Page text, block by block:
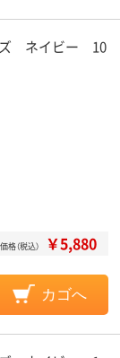
ズ ネイビー 10
格（税込） ￥5,880
カゴへ